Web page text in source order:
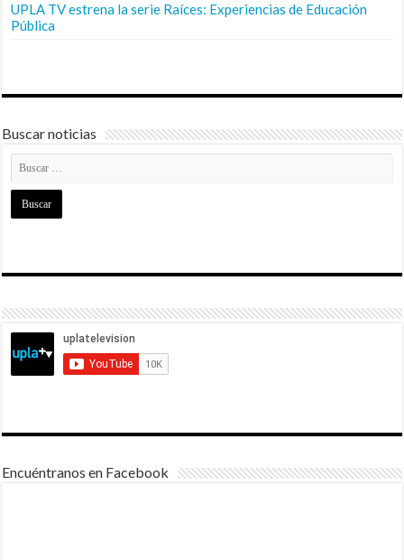
UPLA TV estrena la serie Raíces: Experiencias de Educación
Pública
Buscar noticias
Encuéntranos en Facebook